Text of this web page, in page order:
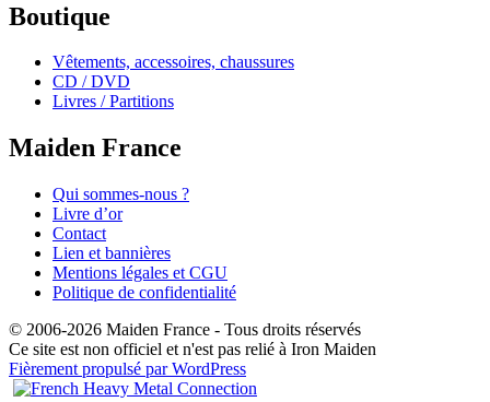
Boutique
Vêtements, accessoires, chaussures
CD / DVD
Livres / Partitions
Maiden France
Qui sommes-nous ?
Livre d’or
Contact
Lien et bannières
Mentions légales et CGU
Politique de confidentialité
© 2006-2026 Maiden France - Tous droits réservés
Ce site est non officiel et n'est pas relié à Iron Maiden
Fièrement propulsé par WordPress